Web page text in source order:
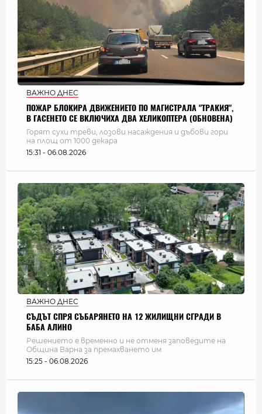
ВАЖНО ДНЕС
ПОЖАР БЛОКИРА ДВИЖЕНИЕТО ПО МАГИСТРАЛА "ТРАКИЯ",
В ГАСЕНЕТО СЕ ВКЛЮЧИХА ДВА ХЕЛИКОПТЕРА (ОБНОВЕНА)
Горят сухи треви, лозови насаждения и дъбови гори
на площ от 1000 декара
15:31 - 06.08.2026
ВАЖНО ДНЕС
СЪДЪТ СПРЯ СЪБАРЯНЕТО НА 12 ЖИЛИЩНИ СГРАДИ В
БАБА АЛИНО
Решението е временно и не отменя заповедите на
Община Варна за премахването им
15:25 - 06.08.2026